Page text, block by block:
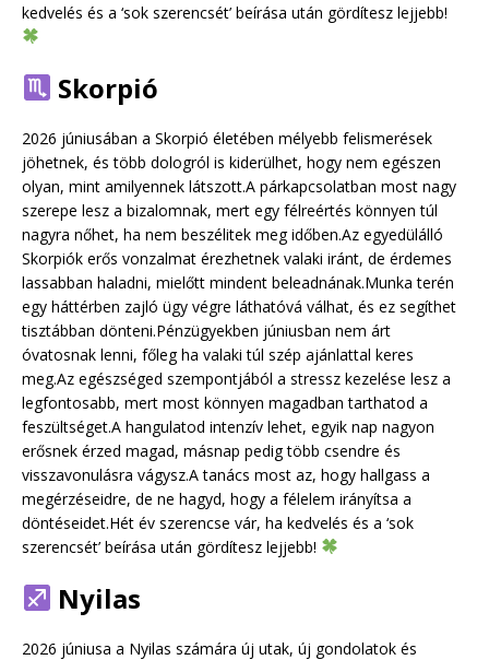
kedvelés és a ‘sok szerencsét’ beírása után gördítesz lejjebb!
Skorpió
2026 júniusában a Skorpió életében mélyebb felismerések
jöhetnek, és több dologról is kiderülhet, hogy nem egészen
olyan, mint amilyennek látszott.A párkapcsolatban most nagy
szerepe lesz a bizalomnak, mert egy félreértés könnyen túl
nagyra nőhet, ha nem beszélitek meg időben.Az egyedülálló
Skorpiók erős vonzalmat érezhetnek valaki iránt, de érdemes
lassabban haladni, mielőtt mindent beleadnának.Munka terén
egy háttérben zajló ügy végre láthatóvá válhat, és ez segíthet
tisztábban dönteni.Pénzügyekben júniusban nem árt
óvatosnak lenni, főleg ha valaki túl szép ajánlattal keres
meg.Az egészséged szempontjából a stressz kezelése lesz a
legfontosabb, mert most könnyen magadban tarthatod a
feszültséget.A hangulatod intenzív lehet, egyik nap nagyon
erősnek érzed magad, másnap pedig több csendre és
visszavonulásra vágysz.A tanács most az, hogy hallgass a
megérzéseidre, de ne hagyd, hogy a félelem irányítsa a
döntéseidet.Hét év szerencse vár, ha kedvelés és a ‘sok
szerencsét’ beírása után gördítesz lejjebb!
Nyilas
2026 júniusa a Nyilas számára új utak, új gondolatok és